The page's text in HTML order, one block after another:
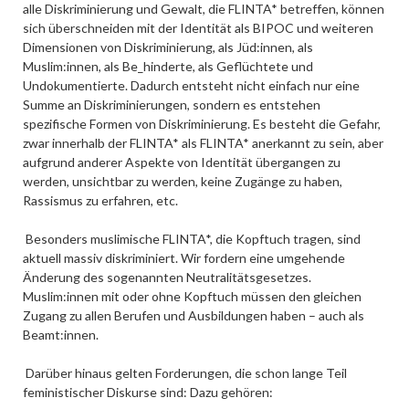
alle Diskriminierung und Gewalt, die FLINTA* betreffen, können
sich überschneiden mit der Identität als BIPOC und weiteren
Dimensionen von Diskriminierung, als Jüd:innen, als
Muslim:innen, als Be_hinderte, als Geflüchtete und
Undokumentierte. Dadurch entsteht nicht einfach nur eine
Summe an Diskriminierungen, sondern es entstehen
spezifische Formen von Diskriminierung. Es besteht die Gefahr,
zwar innerhalb der FLINTA* als FLINTA* anerkannt zu sein, aber
aufgrund anderer Aspekte von Identität übergangen zu
werden, unsichtbar zu werden, keine Zugänge zu haben,
Rassismus zu erfahren, etc.
Besonders muslimische FLINTA*, die Kopftuch tragen, sind
aktuell massiv diskriminiert. Wir fordern eine umgehende
Änderung des sogenannten Neutralitätsgesetzes.
Muslim:innen mit oder ohne Kopftuch müssen den gleichen
Zugang zu allen Berufen und Ausbildungen haben – auch als
Beamt:innen.
Darüber hinaus gelten Forderungen, die schon lange Teil
feministischer Diskurse sind: Dazu gehören: